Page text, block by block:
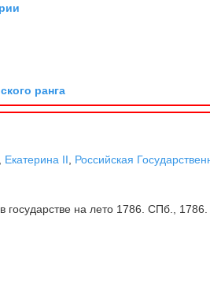
ранга
Екатерина II
Российская
государстве на лето 1786. СПб.,